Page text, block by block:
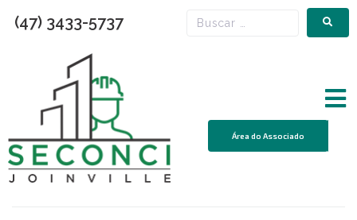
(47) 3433-5737
Área do Associado